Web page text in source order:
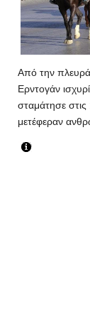
Από την πλευρά
Ερντογάν
σταμάτησε
μετέφεραν